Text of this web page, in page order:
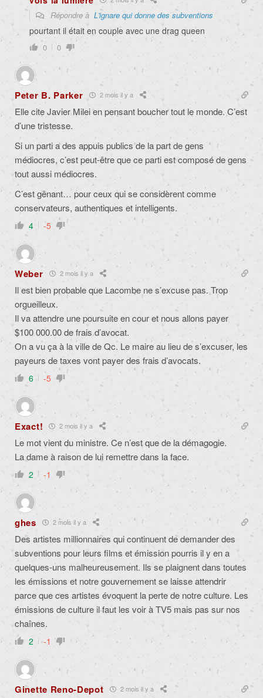
Répondre à L'ignare qui donne des subventions
pourtant il était en couple avec une drag queen
0 0
Peter B. Parker 2 mois il y a
Elle cite Javier Milei en pensant boucher tout le monde. C’est
d’une tristesse.
Si un parti a des appuis publics de la part de gens
médiocres, c’est peut-être que ce parti est composé de gens
tout aussi médiocres.
C’est gênant… pour ceux qui se considèrent comme
conservateurs, authentiques et intelligents.
4 -5
Weber 2 mois il y a
Il est bien probable que Lacombe ne s’excuse pas. Trop
orgueilleux.
Il va attendre une poursuite en cour et nous allons payer
$100 000.00 de frais d’avocat.
On a vu ça à la ville de Qc. Le maire au lieu de s’excuser, les
payeurs de taxes vont payer des frais d’avocats.
6 -5
Exact! 2 mois il y a
Le mot vient du ministre. Ce n’est que de la démagogie.
La dame à raison de lui remettre dans la face.
2 -1
ghes 2 mois il y a
Des artistes millionnaires qui continuent de demander des
subventions pour leurs films et émission pourris il y en a
quelques-uns malheureusement. Ils se plaignent dans toutes
les émissions et notre gouvernement se laisse attendrir
parce que ces artistes évoquent la perte de notre culture. Les
émissions de culture il faut les voir à TV5 mais pas sur nos
chaînes.
2 -1
Ginette Reno-Depot 2 mois il y a